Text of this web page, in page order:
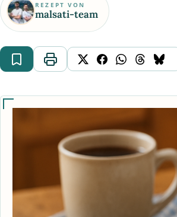
REZEPT VON
malsati-team